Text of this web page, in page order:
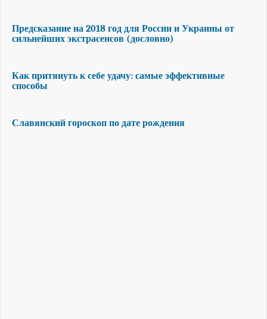
Предсказание на 2018 год для России и Украины от
сильнейших экстрасенсов (дословно)
Как притянуть к себе удачу: самые эффективные
способы
Славянский гороскоп по дате рождения